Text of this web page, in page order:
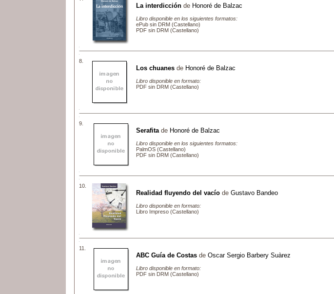
La interdicción de Honoré de Balzac
Libro disponible en los siguientes formatos:
ePub sin DRM (Castellano)
PDF sin DRM (Castellano)
8.
Los chuanes de Honoré de Balzac
Libro disponible en formato:
PDF sin DRM (Castellano)
9.
Serafita de Honoré de Balzac
Libro disponible en los siguientes formatos:
PalmOS (Castellano)
PDF sin DRM (Castellano)
10.
Realidad fluyendo del vacío de Gustavo Bandeo
Libro disponible en formato:
Libro Impreso (Castellano)
11.
ABC Guía de Costas de Oscar Sergio Barbery Suàrez
Libro disponible en formato:
PDF sin DRM (Castellano)